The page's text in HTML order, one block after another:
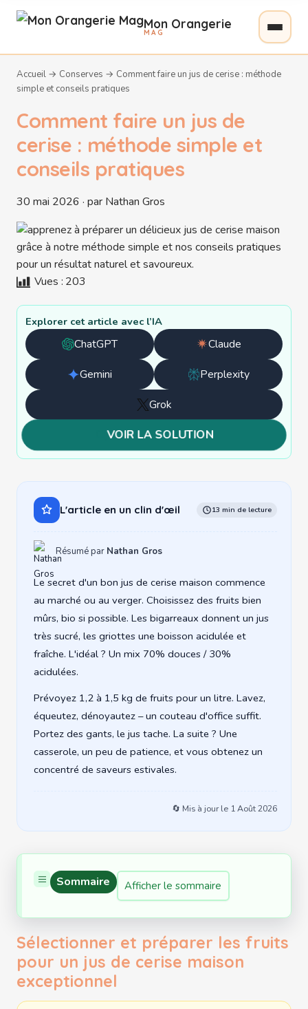
Mon Orangerie
MAG
Accueil → Conserves → Comment faire un jus de cerise : méthode
simple et conseils pratiques
Comment faire un jus de
cerise : méthode simple et
conseils pratiques
30 mai 2026 · par Nathan Gros
Vues : 203
Explorer cet article avec l’IA
ChatGPT
Ouvrir
avec
Claude
Ouvrir
avec
Claude
Gemini
Ouvrir
Perplexity
Ouvrir
Grok
Ouvrir
avec
VOIR LA SOLUTION
L'article en un clin d'œil 13 min de lecture
Résumé par Nathan Gros
Le secret d'un bon jus de cerise maison commence
au marché ou au verger. Choisissez des fruits bien
mûrs, bio si possible. Les bigarreaux donnent un jus
très sucré, les griottes une boisson acidulée et
fraîche. L'idéal ? Un mix 70% douces / 30%
acidulées.
Prévoyez 1,2 à 1,5 kg de fruits pour un litre. Lavez,
équeutez, dénoyautez – un couteau d'office suffit.
Portez des gants, le jus tache. La suite ? Une
casserole, un peu de patience, et vous obtenez un
concentré de saveurs estivales.
🔄 Mis à jour le 1 Août 2026
Sommaire Afficher le sommaire
Sélectionner et préparer les fruits
pour un jus de cerise maison
exceptionnel